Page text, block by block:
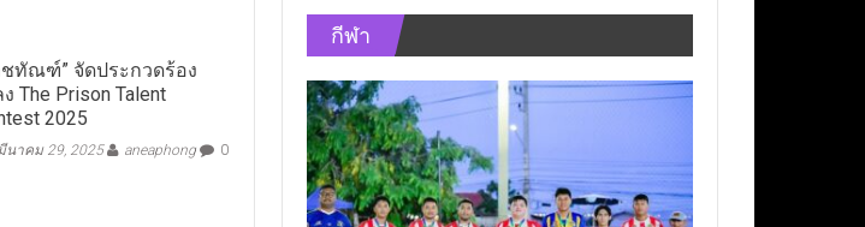
ชทัณฑ์” จัดประกวดร้อง
ง The Prison Talent
2025
นาคม 29, 2025 aneaphong 0
กีฬา